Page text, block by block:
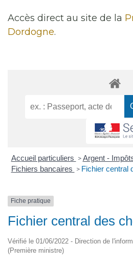
Accès direct au site de la
Dordogne.
Accueil particuliers > Argent -
Fichiers bancaires > Fichier central
Fiche pratique
Fichier central des
Vérifié le 01/06/2022 - Direction de
(Première ministre)